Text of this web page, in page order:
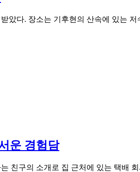
았다. 장소는 기후현의 산속에 있는
운 경험담
친구의 소개로 집 근처에 있는 택배